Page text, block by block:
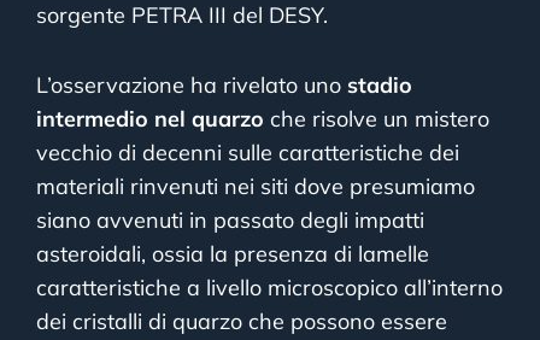
sorgente PETRA III del DESY.
L’osservazione ha rivelato uno stadio
intermedio nel quarzo che risolve un mistero
vecchio di decenni sulle caratteristiche dei
materiali rinvenuti nei siti dove presumiamo
siano avvenuti in passato degli impatti
asteroidali, ossia la presenza di lamelle
caratteristiche a livello microscopico all’interno
dei cristalli di quarzo che possono essere